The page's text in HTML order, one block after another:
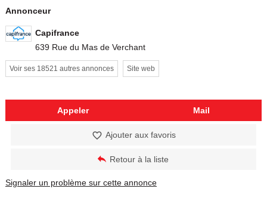
Annonceur
Capifrance
639 Rue du Mas de Verchant
Voir ses 18521 autres annonces Site web
Appeler Mail
Ajouter aux favoris
Retour à la liste
Signaler un problème sur cette annonce